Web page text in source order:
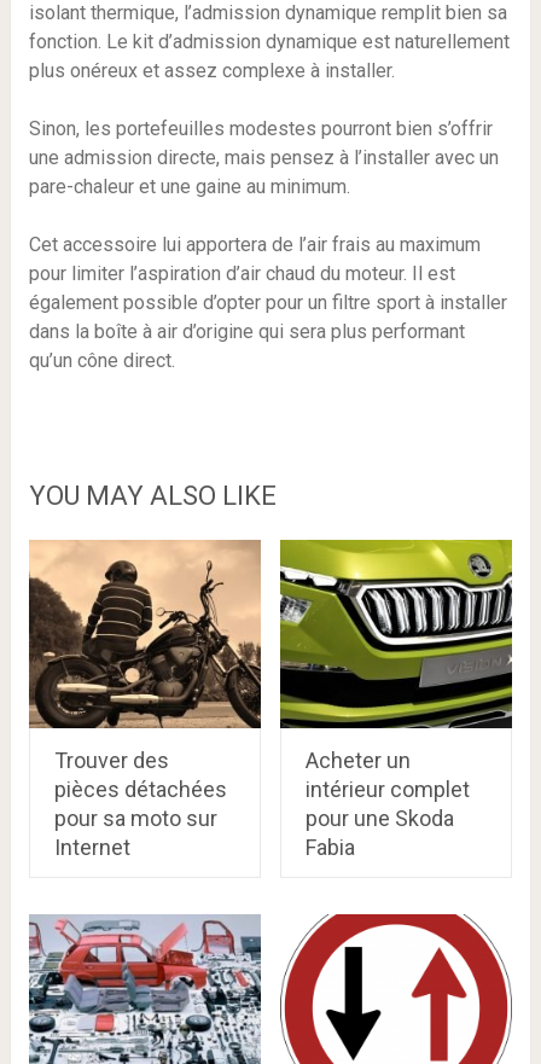
isolant thermique, l’admission dynamique remplit bien sa
fonction. Le kit d’admission dynamique est naturellement
plus onéreux et assez complexe à installer.
Sinon, les portefeuilles modestes pourront bien s’offrir
une admission directe, mais pensez à l’installer avec un
pare-chaleur et une gaine au minimum.
Cet accessoire lui apportera de l’air frais au maximum
pour limiter l’aspiration d’air chaud du moteur. Il est
également possible d’opter pour un filtre sport à installer
dans la boîte à air d’origine qui sera plus performant
qu’un cône direct.
YOU MAY ALSO LIKE
Trouver des
pièces détachées
pour sa moto sur
Internet
Acheter un
intérieur complet
pour une Skoda
Fabia